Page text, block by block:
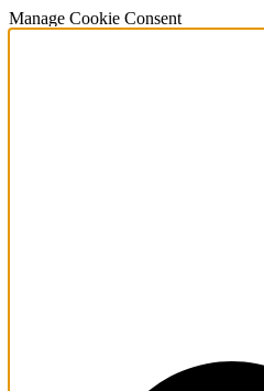
Manage Cookie Consent